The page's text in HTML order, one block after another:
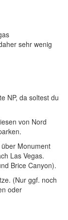
sehr wenig
NP, da soltest du
von Nord
Monument
Las Vegas.
Brice Canyon).
(Nur ggf. noch
oder